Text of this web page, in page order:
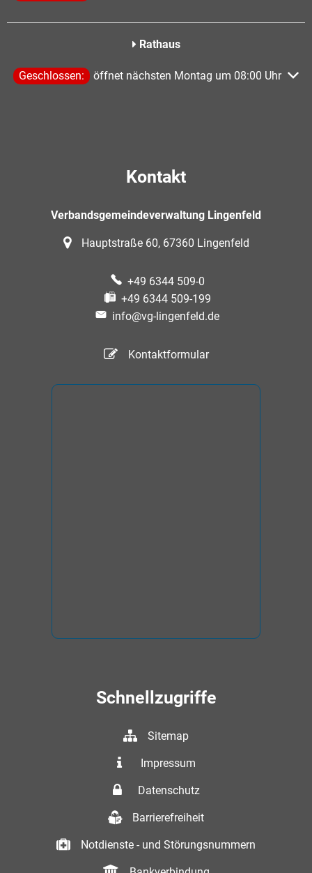
Rathaus
Klicken, um weitere Öffnungs- oder Schließzeiten
Geschlossen: öffnet nächsten Montag um 08:00 Uhr
Kontakt
Verbandsgemeindeverwaltung Lingenfeld
Hauptstraße 60, 67360 Lingenfeld
+49 6344 509-0
+49 6344 509-199
info@vg-lingenfeld.de
Kontaktformular
Schnellzugriffe
Sitemap
Impressum
Datenschutz
Barrierefreiheit
Notdienste - und Störungsnummern